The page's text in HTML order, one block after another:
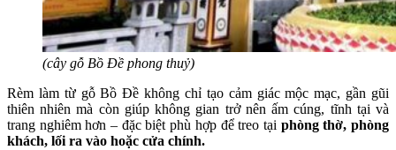
(cây gỗ Bồ Đề phong thuỷ)
Rèm làm từ gỗ Bồ Đề không chỉ tạo cảm giác mộc mạc, gần gũi
thiên nhiên mà còn giúp không gian trở nên ấm cúng, tĩnh tại và
trang nghiêm hơn – đặc biệt phù hợp để treo tại phòng thờ, phòng
khách, lối ra vào hoặc cửa chính.